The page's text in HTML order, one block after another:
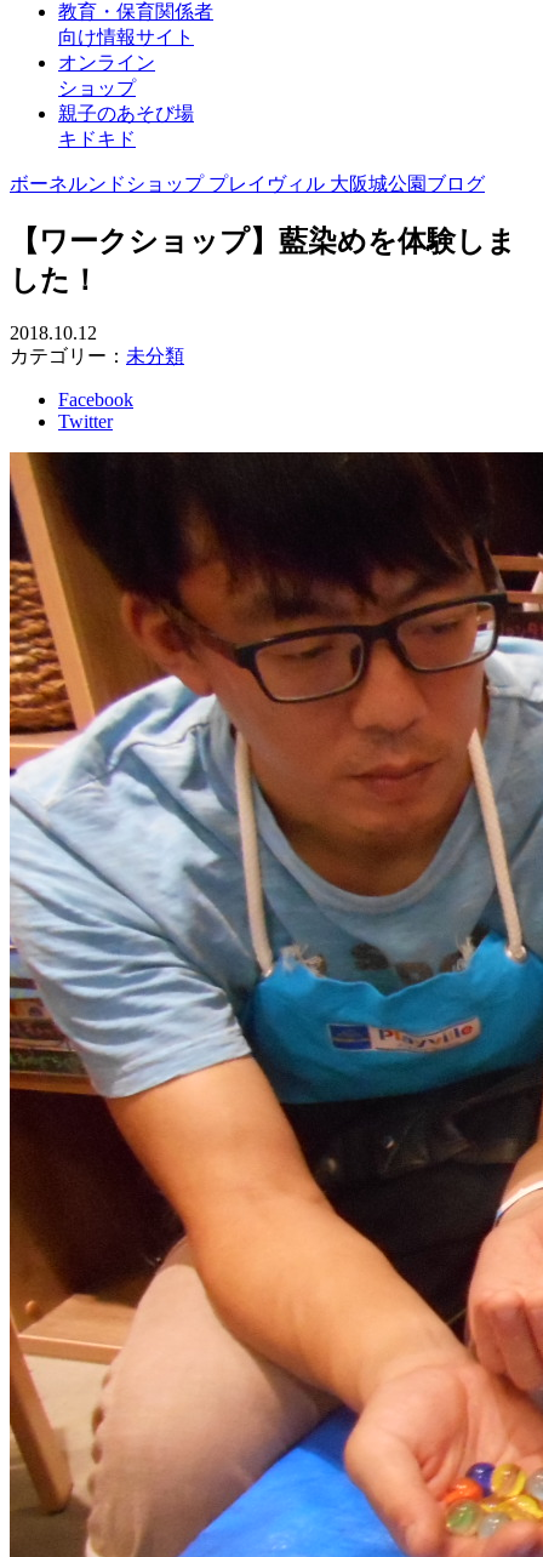
教育・保育関係者
向け情報サイト
オンライン
ショップ
親子のあそび場
キドキド
ボーネルンドショップ プレイヴィル 大阪城公園ブログ
【ワークショップ】藍染めを体験しま
した！
2018.10.12
カテゴリー： 未分類
Facebook
Twitter